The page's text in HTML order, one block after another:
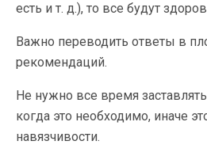
есть и т. д.), то все будут
Важно переводить ответы в
рекомендаций.
Не нужно все время
когда это необходимо, иначе
навязчивости.